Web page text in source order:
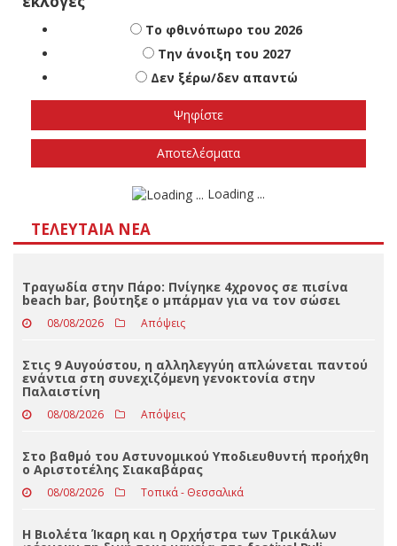
Πότε πιστεύετε ότι θα γίνουν οι εθνικές
εκλογές
Το φθινόπωρο του 2026
Την άνοιξη του 2027
Δεν ξέρω/δεν απαντώ
ΤΕΛΕΥΤΑΊΑ ΝΈΑ
Τραγωδία στην Πάρο: Πνίγηκε 4χρονος σε πισίνα
beach bar, βούτηξε ο μπάρμαν για να τον σώσει
08/08/2026
ενάντια στη συνεχιζόμενη γενοκτονία στην
Παλαιστίνη
08/08/2026 Απόψεις
Στο βαθμό του Αστυνομικού Υποδιευθυντή προήχθη